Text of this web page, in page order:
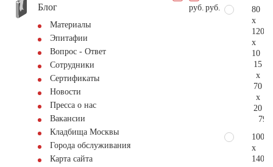
Блог
Материалы
Эпитафии
Вопрос - Ответ
Сотрудники
Сертификаты
Новости
Пресса о нас
Вакансии
Кладбища Москвы
Города обслуживания
Карта сайта
руб. руб.
80
x
120
x
10
15
x
70
x
20
100
x
140